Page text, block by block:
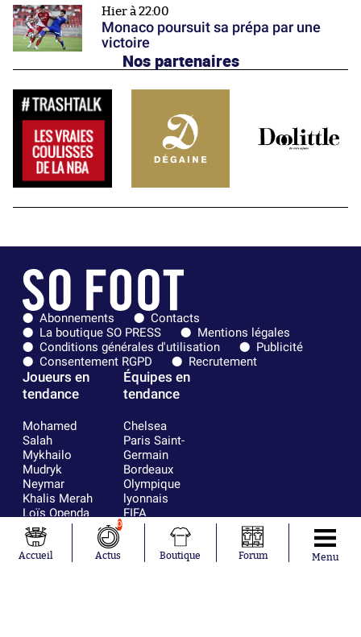
Hier à 22:00
Monaco poursuit sa prépa par une
victoire
Nos partenaires
Abonnements
Contacts
La boutique SO PRESS
Mentions légales
Conditions générales d'utilisation
Publicité
Consentement RGPD
Recrutement
Joueurs en
tendance
Mohamed
Salah
Mykhailo
Mudryk
Neymar
Khalis Merah
Loïs Openda
Moussa
Niakhaté
Nicolás
Équipes en
tendance
Chelsea
Paris Saint-
Germain
Bordeaux
Olympique
lyonnais
FIFA
Real Madrid
RC Strasbourg
AC Milan
Accueil
0
Actus Boutique Forum Menu